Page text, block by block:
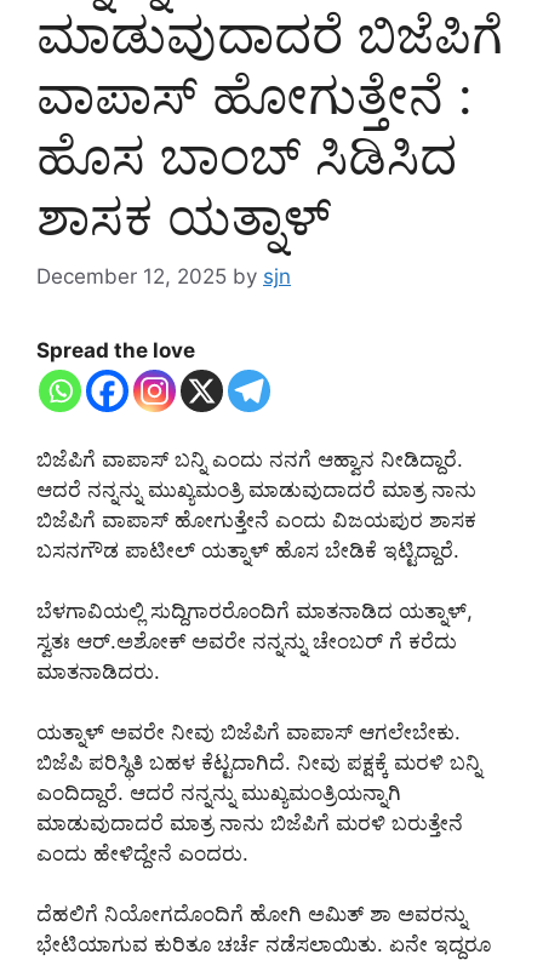
ಮಾಡುವುದಾದರೆ ಬಿಜೆಪಿಗೆ
ವಾಪಾಸ್ ಹೋಗುತ್ತೇನೆ :
ಹೊಸ ಬಾಂಬ್ ಸಿಡಿಸಿದ
ಶಾಸಕ ಯತ್ನಾಳ್
December 12, 2025 by sjn
Spread the love
ಬಿಜೆಪಿಗೆ ವಾಪಾಸ್ ಬನ್ನಿ ಎಂದು ನನಗೆ ಆಹ್ವಾನ ನೀಡಿದ್ದಾರೆ.
ಆದರೆ ನನ್ನನ್ನು ಮುಖ್ಯಮಂತ್ರಿ ಮಾಡುವುದಾದರೆ ಮಾತ್ರ ನಾನು
ಬಿಜೆಪಿಗೆ ವಾಪಾಸ್ ಹೋಗುತ್ತೇನೆ ಎಂದು ವಿಜಯಪುರ ಶಾಸಕ
ಬಸನಗೌಡ ಪಾಟೀಲ್ ಯತ್ನಾಳ್ ಹೊಸ ಬೇಡಿಕೆ ಇಟ್ಟಿದ್ದಾರೆ.
ಬೆಳಗಾವಿಯಲ್ಲಿ ಸುದ್ದಿಗಾರರೊಂದಿಗೆ ಮಾತನಾಡಿದ ಯತ್ನಾಳ್,
ಸ್ವತಃ ಆರ್.ಅಶೋಕ್ ಅವರೇ ನನ್ನನ್ನು ಚೇಂಬರ್ ಗೆ ಕರೆದು
ಮಾತನಾಡಿದರು.
ಯತ್ನಾಳ್ ಅವರೇ ನೀವು ಬಿಜೆಪಿಗೆ ವಾಪಾಸ್ ಆಗಲೇಬೇಕು.
ಬಿಜೆಪಿ ಪರಿಸ್ಥಿತಿ ಬಹಳ ಕೆಟ್ಟದಾಗಿದೆ. ನೀವು ಪಕ್ಷಕ್ಕೆ ಮರಳಿ ಬನ್ನಿ
ಎಂದಿದ್ದಾರೆ. ಆದರೆ ನನ್ನನ್ನು ಮುಖ್ಯಮಂತ್ರಿಯನ್ನಾಗಿ
ಮಾಡುವುದಾದರೆ ಮಾತ್ರ ನಾನು ಬಿಜೆಪಿಗೆ ಮರಳಿ ಬರುತ್ತೇನೆ
ಎಂದು ಹೇಳಿದ್ದೇನೆ ಎಂದರು.
ದೆಹಲಿಗೆ ನಿಯೋಗದೊಂದಿಗೆ ಹೋಗಿ ಅಮಿತ್ ಶಾ ಅವರನ್ನು
ಭೇಟಿಯಾಗುವ ಕುರಿತೂ ಚರ್ಚೆ ನಡೆಸಲಾಯಿತು. ಏನೇ ಇದ್ದರೂ